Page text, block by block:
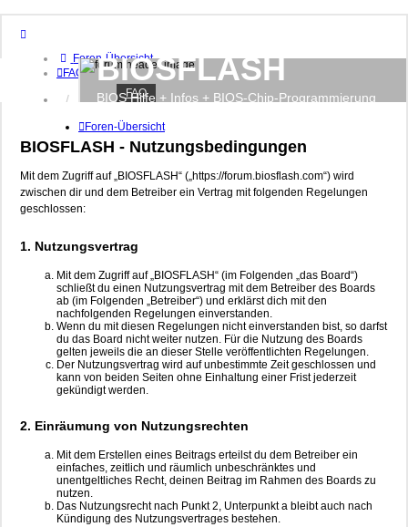
Foren-Übersicht
FAQ
Anmelden
BIOSFLASH
BIOS Hilfe + Infos + BIOS-Chip-Programmierung
FAQ
Foren-Übersicht
BIOSFLASH - Nutzungsbedingungen
Mit dem Zugriff auf „BIOSFLASH“ („https://forum.biosflash.com“) wird
zwischen dir und dem Betreiber ein Vertrag mit folgenden Regelungen
geschlossen:
1. Nutzungsvertrag
Mit dem Zugriff auf „BIOSFLASH“ (im Folgenden „das Board“)
schließt du einen Nutzungsvertrag mit dem Betreiber des Boards
ab (im Folgenden „Betreiber“) und erklärst dich mit den
nachfolgenden Regelungen einverstanden.
Wenn du mit diesen Regelungen nicht einverstanden bist, so darfst
du das Board nicht weiter nutzen. Für die Nutzung des Boards
gelten jeweils die an dieser Stelle veröffentlichten Regelungen.
Der Nutzungsvertrag wird auf unbestimmte Zeit geschlossen und
kann von beiden Seiten ohne Einhaltung einer Frist jederzeit
gekündigt werden.
2. Einräumung von Nutzungsrechten
Mit dem Erstellen eines Beitrags erteilst du dem Betreiber ein
einfaches, zeitlich und räumlich unbeschränktes und
unentgeltliches Recht, deinen Beitrag im Rahmen des Boards zu
nutzen.
Das Nutzungsrecht nach Punkt 2, Unterpunkt a bleibt auch nach
Kündigung des Nutzungsvertrages bestehen.